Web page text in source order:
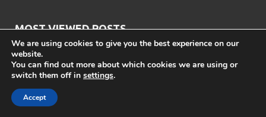
MOST VIEWED POSTS
28 เมนูข้าวกล่อง 7-11 กล่องไหนกี่แคล รวมให้แล้วที่นี่
เมนูใน KFC กี่แคล ?
ข้าวกล่อง 7-11 EZYGO กี่แคล ?
We are using cookies to give you the best experience on our
website.
You can find out more about which cookies we are using or
switch them off in settings.
Accept